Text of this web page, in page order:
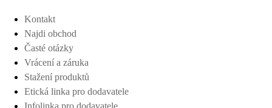
Kontakt
Najdi obchod
Časté otázky
Vrácení a záruka
Stažení produktů
Etická linka pro dodavatele
Infolinka pro dodavatele